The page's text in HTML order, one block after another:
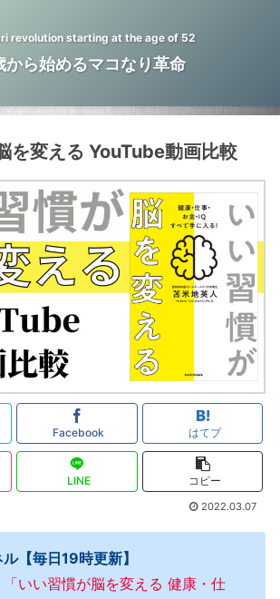
revolution starting at the age of 52
から始めるマコなり革命
を変える YouTube動画比較
Facebook はてブ
LINE コピー
2022.03.07
【毎日19時更新】
「いい習慣が脳を変える 健康・仕